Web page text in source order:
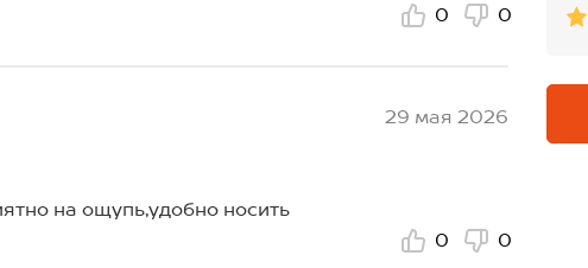
0
0
29 мая 2026
на ощупь,удобно носить
0
0